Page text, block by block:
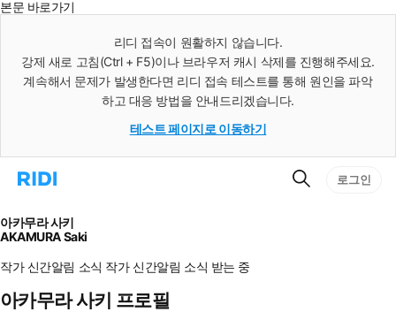
본문 바로가기
리디 접속이 원활하지 않습니다.
강제 새로 고침(Ctrl + F5)이나 브라우저 캐시 삭제를 진행해주세요.
계속해서 문제가 발생한다면 리디 접속 테스트를 통해 원인을 파악
하고 대응 방법을 안내드리겠습니다.
테스트 페이지로 이동하기
리
으
로
동
검
로그인
아카무라 사키
AKAMURA Saki
작가 신간알림 소식 작가 신간알림 소식 받는 중
아카무라 사키 프로필